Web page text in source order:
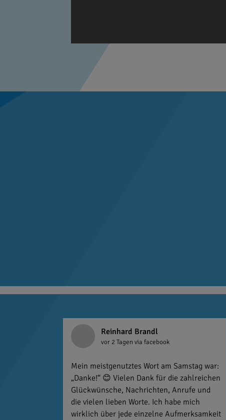
Reinhard Brandl
vor 2 Tagen via facebook
Mein meistgenutztes Wort am Samstag war:
„Danke!“ 😊 Vielen Dank für die zahlreichen
Glückwünsche, Nachrichten, Anrufe und
die vielen lieben Worte. Ich habe mich
wirklich über jede einzelne Aufmerksamkeit